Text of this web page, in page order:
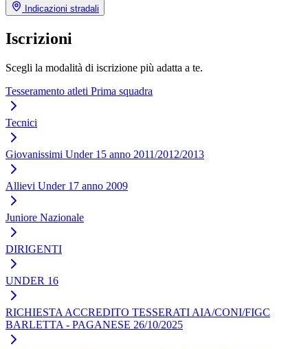
Indicazioni stradali
Iscrizioni
Scegli la modalità di iscrizione più adatta a te.
Tesseramento atleti Prima squadra
Tecnici
Giovanissimi Under 15 anno 2011/2012/2013
Allievi Under 17 anno 2009
Juniore Nazionale
DIRIGENTI
UNDER 16
RICHIESTA ACCREDITO TESSERATI AIA/CONI/FIGC
BARLETTA - PAGANESE 26/10/2025